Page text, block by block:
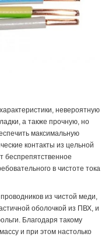
невероятную
а также прочную, но
максимальную
контакты из цельной
беспрепятственное
в чистоте тока
из чистой меди,
оболочкой из ПВХ, и
Благодаря такому
и при этом настолько